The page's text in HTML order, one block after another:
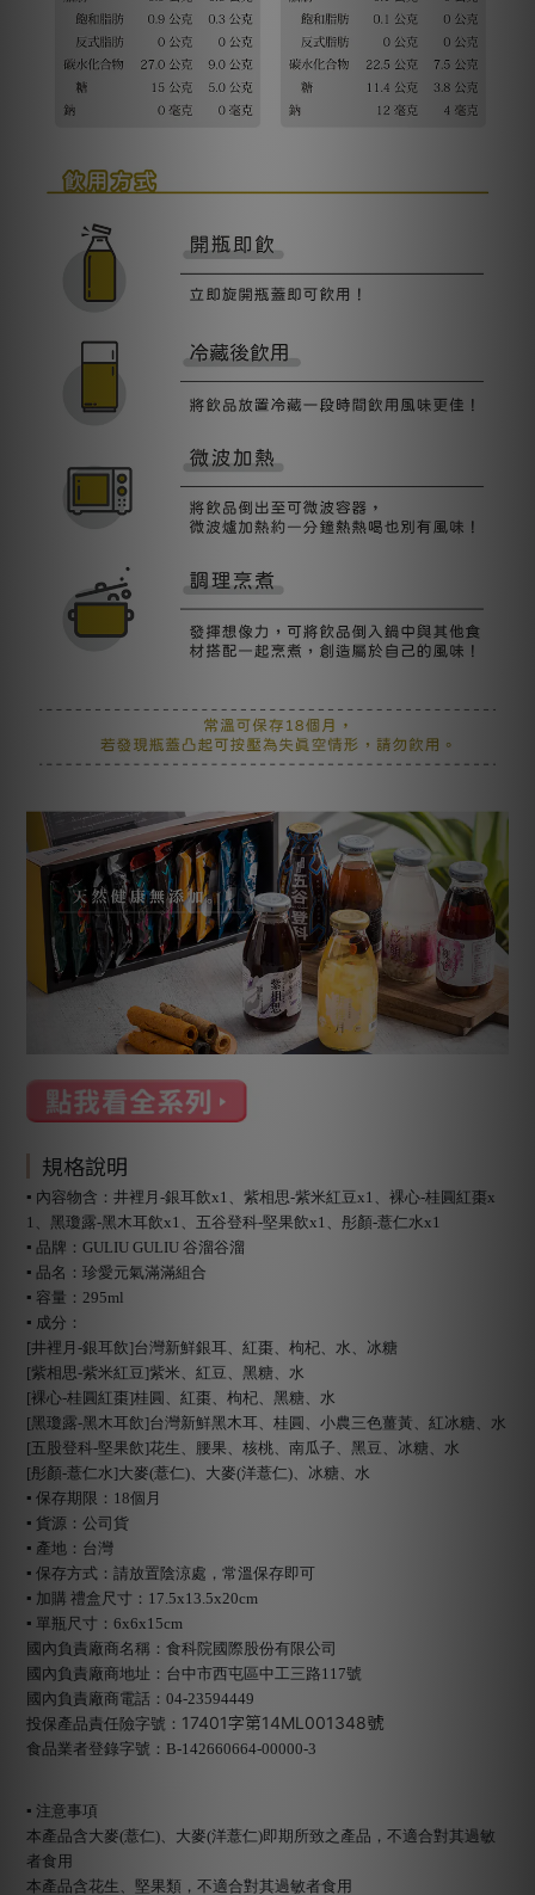
規格說明
▪ 內容物含：井裡月-銀耳飲x1、紫相思-紫米紅豆x1、裸心-桂圓紅棗x
1、黑瓊露-黑木耳飲x1、五谷登科-堅果飲x1、彤顏-薏仁水x1
▪ 品牌：GULIU GULIU 谷溜谷溜
▪ 品名：珍愛元氣滿滿組合
▪ 容量：295ml
▪ 成分：
[井裡月-銀耳飲]台灣新鮮銀耳、紅棗、枸杞、水、冰糖
[紫相思-紫米紅豆]紫米、紅豆、黑糖、水
[裸心-桂圓紅棗]桂圓、紅棗、枸杞、黑糖、水
[黑瓊露-黑木耳飲]台灣新鮮黑木耳、桂圓、小農三色薑黃、紅冰糖、水
[五股登科-堅果飲]花生、腰果、核桃、南瓜子、黑豆、冰糖、水
[彤顏-薏仁水]大麥(薏仁)、大麥(洋薏仁)、冰糖、水
▪ 保存期限：18個月
▪ 貨源：公司貨
▪ 產地：台灣
▪ 保存方式：請放置陰涼處，常溫保存即可
▪ 加購 禮盒尺寸：17.5x13.5x20cm
▪ 單瓶尺寸：6x6x15cm
國內負責廠商名稱：食科院國際股份有限公司
國內負責廠商地址：台中市西屯區中工三路117號
國內負責廠商電話：04-23594449
投保產品責任險字號： 17401字第14ML001348號
食品業者登錄字號：B-142660664-00000-3
▪ 注意事項
本產品含大麥(薏仁)、大麥(洋薏仁)即期所致之產品，不適合對其過敏
者食用
本產品含花生、堅果類，不適合對其過敏者食用